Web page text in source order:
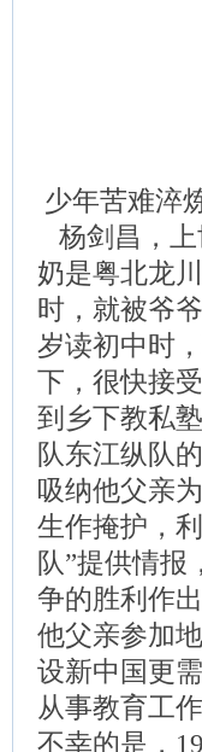
少年苦难淬
杨剑昌，上
奶是粤北龙
时，就被爷
岁读初中时
下，很快接
到乡下教私
队东江纵队
吸纳他父亲
生作掩护，
队”提供情报
争的胜利作
他父亲参加
设新中国更
从事教育工作
不幸的是，